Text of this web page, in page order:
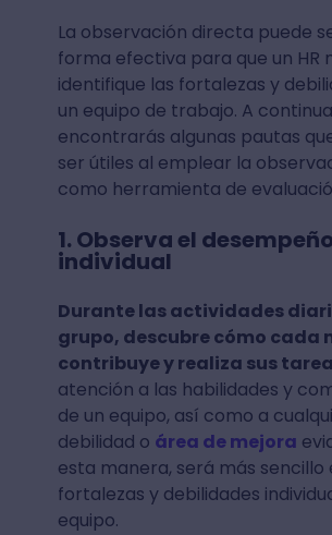
La observación directa puede
forma efectiva para que un HR
identifique las fortalezas y
un equipo de trabajo. A
encontrarás algunas pautas
ser útiles al emplear la
como herramienta de
1. Observa el desempeño
individual
Durante las actividades
grupo, descubre cómo cada
contribuye y realiza sus
atención a las habilidades y
de un equipo, así como a
debilidad o área de mejora
esta manera, será más sencillo
fortalezas y debilidades
equipo.